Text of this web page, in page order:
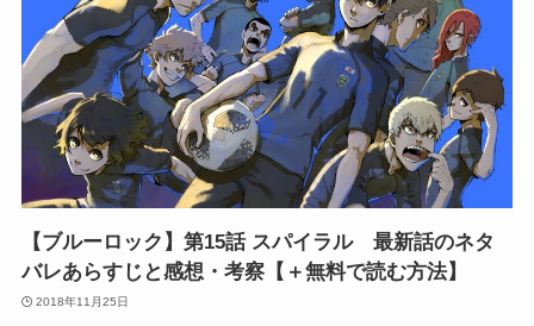
【ブルーロック】第15話 スパイラル 最新話のネタ
バレあらすじと感想・考察【＋無料で読む方法】
2018年11月25日